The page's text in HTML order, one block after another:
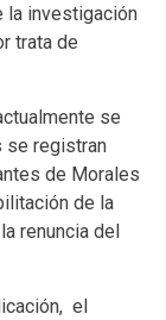
la investigación
trata de
se
se registran
de Morales
de la
renuncia del
el